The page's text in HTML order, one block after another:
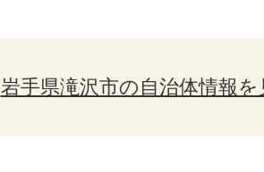
岩手県滝沢市の自治体情報を